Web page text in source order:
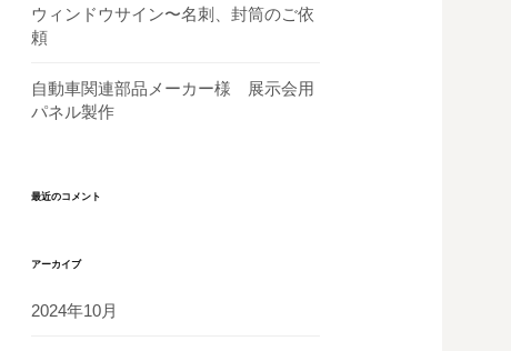
ウィンドウサイン〜名刺、封筒のご依
頼
自動車関連部品メーカー様 展示会用
パネル製作
最近のコメント
アーカイブ
2024年10月